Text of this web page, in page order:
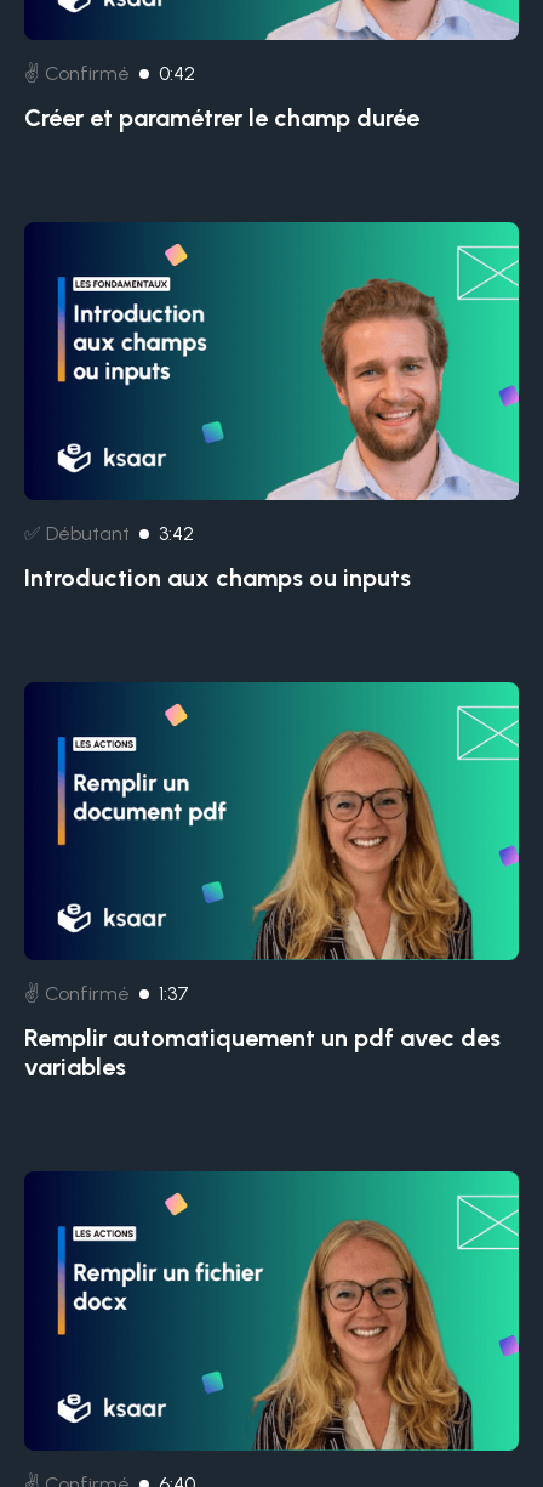
✌️ Confirmé 0:42
Créer et paramétrer le champ durée
✅ Débutant 3:42
Introduction aux champs ou inputs
✌️ Confirmé 1:37
Remplir automatiquement un pdf avec des
variables